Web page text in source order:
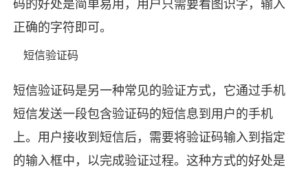
码的好处是简单易用，用户只需要看图识字，输入
正确的字符即可。
短信验证码
短信验证码是另一种常见的验证方式，它通过手机
短信发送一段包含验证码的短信息到用户的手机
上。用户接收到短信后，需要将验证码输入到指定
的输入框中，以完成验证过程。这种方式的好处是